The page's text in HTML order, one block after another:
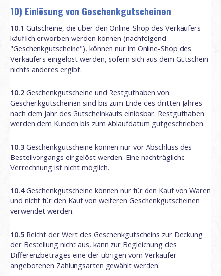
10) Einlösung von Geschenkgutscheinen
10.1 Gutscheine, die über den Online-Shop des Verkäufers
käuflich erworben werden können (nachfolgend
"Geschenkgutscheine"), können nur im Online-Shop des
Verkäufers eingelöst werden, sofern sich aus dem Gutschein
nichts anderes ergibt.
10.2 Geschenkgutscheine und Restguthaben von
Geschenkgutscheinen sind bis zum Ende des dritten Jahres
nach dem Jahr des Gutscheinkaufs einlösbar. Restguthaben
werden dem Kunden bis zum Ablaufdatum gutgeschrieben.
10.3 Geschenkgutscheine können nur vor Abschluss des
Bestellvorgangs eingelöst werden. Eine nachträgliche
Verrechnung ist nicht möglich.
10.4Geschenkgutscheine können nur für den Kauf von Waren
und nicht für den Kauf von weiteren Geschenkgutscheinen
verwendet werden.
10.5 Reicht der Wert des Geschenkgutscheins zur Deckung
der Bestellung nicht aus, kann zur Begleichung des
Differenzbetrages eine der übrigen vom Verkäufer
angebotenen Zahlungsarten gewählt werden.